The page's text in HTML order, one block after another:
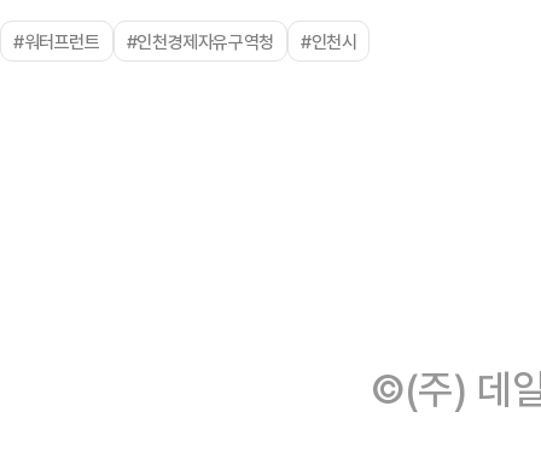
#워터프런트 #인천경제자유구역청 #인천시
©(주) 데